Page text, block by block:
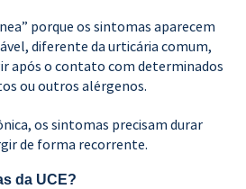
porque os sintomas aparecem
diferente da urticária comum,
após o contato com determinados
ou outros alérgenos.
os sintomas precisam durar
de forma recorrente.
da UCE?